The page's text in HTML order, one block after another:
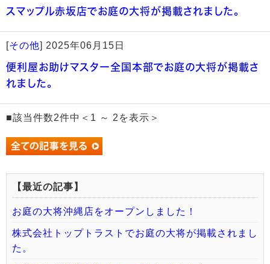
スマップル赤坂店でお庭の大将が掲載されました。
[その他] 2025年06月15日
便利屋お助けマスター全国本部でお庭の大将が掲載さ
れました。
■該当件数2件中＜1 ～ 2を表示＞
【最近の記事】
お庭の大将沖縄店をオープンしました！
株式会社トップトラストでお庭の大将が掲載されまし
た。